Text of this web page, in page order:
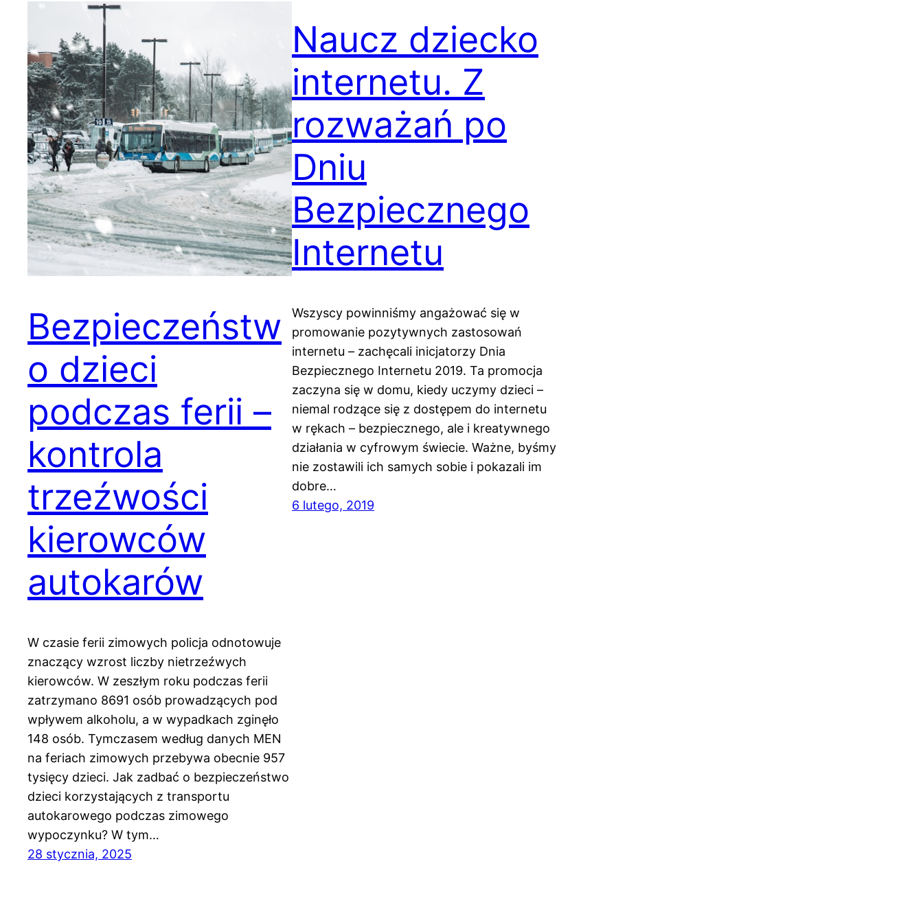
Bezpieczeństw
o dzieci
podczas ferii –
kontrola
trzeźwości
kierowców
autokarów
W czasie ferii zimowych policja odnotowuje
znaczący wzrost liczby nietrzeźwych
kierowców. W zeszłym roku podczas ferii
zatrzymano 8691 osób prowadzących pod
wpływem alkoholu, a w wypadkach zginęło
148 osób. Tymczasem według danych MEN
na feriach zimowych przebywa obecnie 957
tysięcy dzieci. Jak zadbać o bezpieczeństwo
dzieci korzystających z transportu
autokarowego podczas zimowego
wypoczynku? W tym…
28 stycznia, 2025
Naucz dziecko
internetu. Z
rozważań po
Dniu
Bezpiecznego
Internetu
Wszyscy powinniśmy angażować się w
promowanie pozytywnych zastosowań
internetu – zachęcali inicjatorzy Dnia
Bezpiecznego Internetu 2019. Ta promocja
zaczyna się w domu, kiedy uczymy dzieci –
niemal rodzące się z dostępem do internetu
w rękach – bezpiecznego, ale i kreatywnego
działania w cyfrowym świecie. Ważne, byśmy
nie zostawili ich samych sobie i pokazali im
dobre…
6 lutego, 2019